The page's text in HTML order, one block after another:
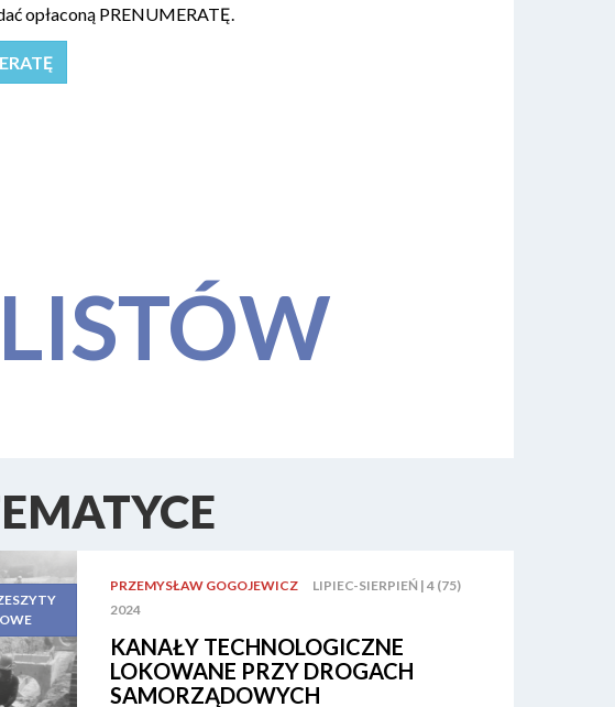
opłaconą PRENUMERATĘ.
PRZEMYSŁAW GOGOJEWICZ
LIPIEC-SIERPIEŃ | 4 (75)
2024
KANAŁY TECHNOLOGICZNE
LOKOWANE PRZY DROGACH
SAMORZĄDOWYCH